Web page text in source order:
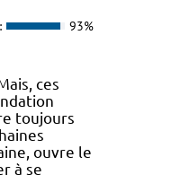
93%
ces
toujours
ouvre le
à se